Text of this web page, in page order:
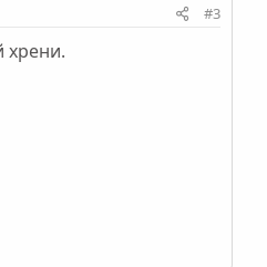
#3
хрени.